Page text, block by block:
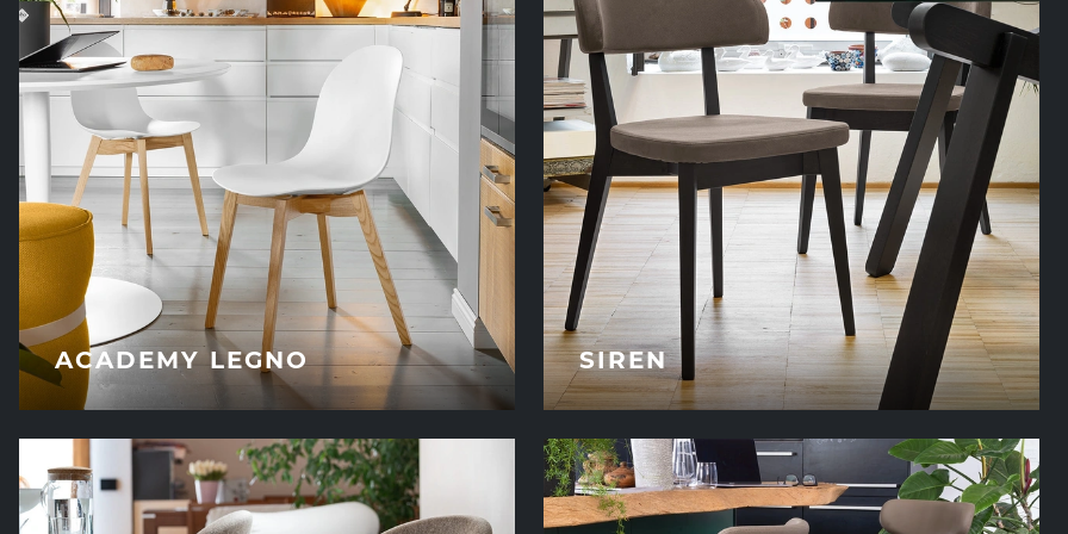
ACADEMY LEGNO SIREN